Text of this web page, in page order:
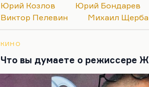
Юрий Козлов
Юрий Бондарев
Виктор Пелевин
Михаил
КИНО
Что вы думаете о режиссере